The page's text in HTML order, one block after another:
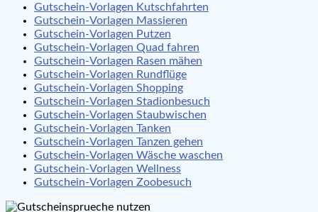
Gutschein-Vorlagen Kutschfahrten
Gutschein-Vorlagen Massieren
Gutschein-Vorlagen Putzen
Gutschein-Vorlagen Quad fahren
Gutschein-Vorlagen Rasen mähen
Gutschein-Vorlagen Rundflüge
Gutschein-Vorlagen Shopping
Gutschein-Vorlagen Stadionbesuch
Gutschein-Vorlagen Staubwischen
Gutschein-Vorlagen Tanken
Gutschein-Vorlagen Tanzen gehen
Gutschein-Vorlagen Wäsche waschen
Gutschein-Vorlagen Wellness
Gutschein-Vorlagen Zoobesuch